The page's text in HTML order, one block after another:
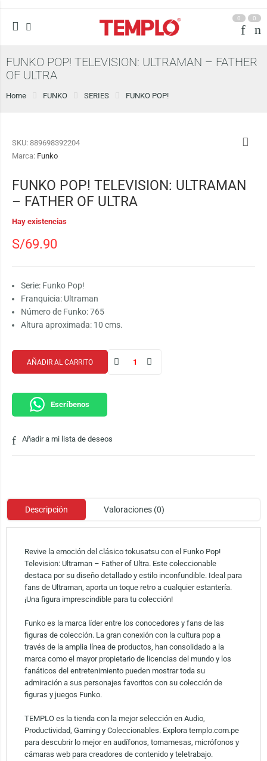
0 0
FUNKO POP! TELEVISION: ULTRAMAN – FATHER
OF ULTRA
Home FUNKO SERIES FUNKO POP!
SKU: 889698392204
Marca: Funko
FUNKO POP! TELEVISION: ULTRAMAN
– FATHER OF ULTRA
Hay existencias
S/69.90
Serie: Funko Pop!
Franquicia: Ultraman
Número de Funko: 765
Altura aproximada: 10 cms.
AÑADIR AL CARRITO
Escríbenos
Añadir a mi lista de deseos
Descripción Valoraciones (0)
Revive la emoción del clásico tokusatsu con el Funko Pop!
Television: Ultraman – Father of Ultra. Este coleccionable
destaca por su diseño detallado y estilo inconfundible. Ideal para
fans de Ultraman, aporta un toque retro a cualquier estantería.
¡Una figura imprescindible para tu colección!
Funko es la marca líder entre los conocedores y fans de las
figuras de colección. La gran conexión con la cultura pop a
través de la amplia línea de productos, han consolidado a la
marca como el mayor propietario de licencias del mundo y los
fanáticos del entretenimiento pueden mostrar toda su
admiración a sus personajes favoritos con su colección de
figuras y juegos Funko.
TEMPLO es la tienda con la mejor selección en Audio,
Productividad, Gaming y Coleccionables. Explora templo.com.pe
para descubrir lo mejor en audífonos, tornamesas, micrófonos y
cámaras web para creadores de contenido y teletrabajo.